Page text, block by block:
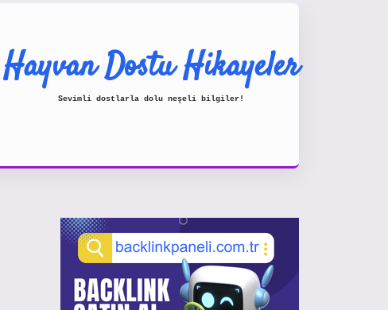
Hayvan Dostu Hikayeler
Sevimli dostlarla dolu neşeli bilgiler!